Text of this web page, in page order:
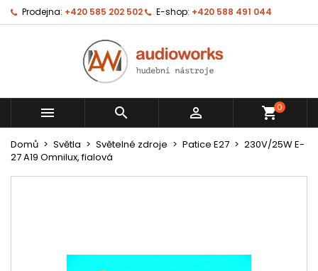
Prodejna: +420 585 202 502 E-shop: +420 588 491 044
   shopping_cart0
Domů Světla Světelné zdroje Patice E27
230V/25W E-
27 A19 Omnilux, fialová